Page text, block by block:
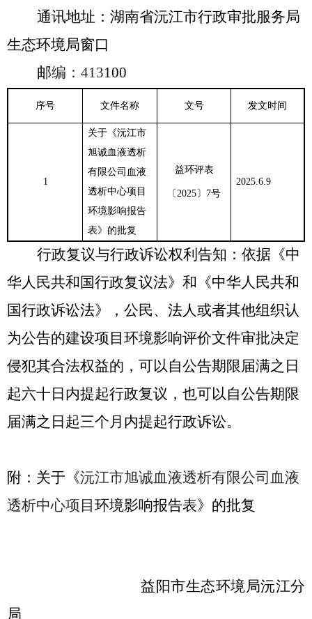
通讯地址：湖南省沅江市行政审批服务局
生态环境局窗口
邮编： 413100
序号 文件名称 文号 发文时间
1
关于《沅江市
旭诚血液透析
有限公司血液
透析中心项目
环境影响报告
表》的批复
益环评表
〔 2025 〕 7号
2025.6.9
行政复议与行政诉讼权利告知：依据《中
华人民共和国行政复议法》和《中华人民共和
国行政诉讼法》，公民、法人或者其他组织认
为公告的建设项目环境影响评价文件审批决定
侵犯其合法权益的，可以自公告期限届满之日
起六十日内提起行政复议，也可以自公告期限
届满之日起三个月内提起行政诉讼。
附：关于《沅江市旭诚血液透析有限公司血液
透析中心项目环境影响报告表》的批复
益阳市生态环境局沅江分
局